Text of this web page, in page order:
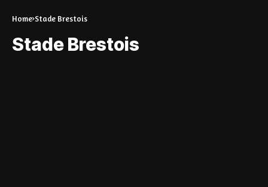
Home Stade Brestois
Stade Brestois